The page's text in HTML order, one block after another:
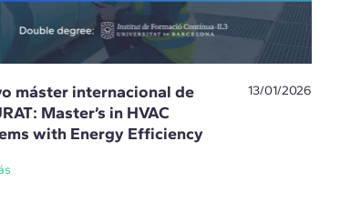
máster internacional de
Master’s in HVAC
with Energy Efficiency
13/01/2026